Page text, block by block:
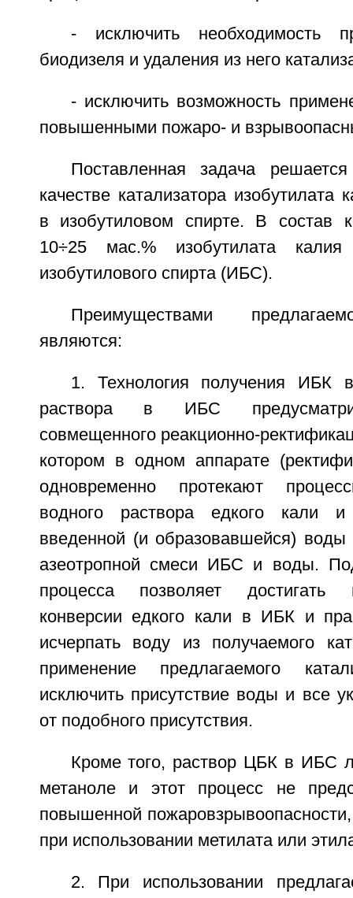
- исключить необходимость
биодизеля и удаления из него
- исключить возможность
повышенными пожаро- и
Поставленная задача
качестве катализатора изобутилата
в изобутиловом спирте. В состав
10÷25 мас.% изобутилата
изобутилового спирта (ИБС).
Преимуществами
являются:
1. Технология получения ИБК
раствора в ИБС
совмещенного реакционно-
котором в одном аппарате
одновременно протекают
водного раствора едкого кали
введенной (и образовавшейся)
азеотропной смеси ИБС и воды.
процесса позволяет достигать
конверсии едкого кали в ИБК и
исчерпать воду из получаемого
применение предлагаемого
исключить присутствие воды и все
от подобного присутствия.
Кроме того, раствор ЦБК в ИБС
метаноле и этот процесс не
повышенной
при использовании метилата или
2. При использовании